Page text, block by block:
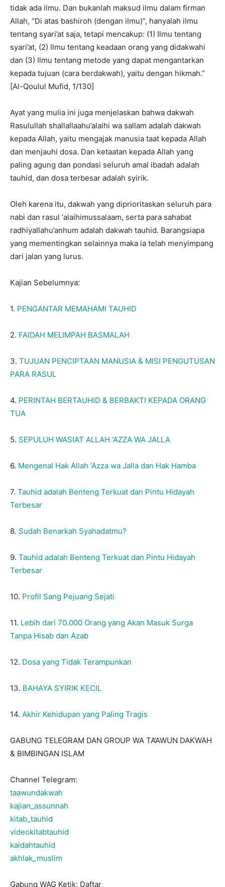
tidak ada ilmu. Dan bukanlah maksud ilmu dalam firman
Allah, “Di atas bashiroh (dengan ilmu)”, hanyalah ilmu
tentang syari’at saja, tetapi mencakup: (1) Ilmu tentang
syari’at, (2) Ilmu tentang keadaan orang yang didakwahi
dan (3) Ilmu tentang metode yang dapat mengantarkan
kepada tujuan (cara berdakwah), yaitu dengan hikmah.”
[Al-Qoulul Mufid, 1/130]
Ayat yang mulia ini juga menjelaskan bahwa dakwah
Rasulullah shallallaahu’alaihi wa sallam adalah dakwah
kepada Allah, yaitu mengajak manusia taat kepada Allah
dan menjauhi dosa. Dan ketaatan kepada Allah yang
paling agung dan pondasi seluruh amal ibadah adalah
tauhid, dan dosa terbesar adalah syirik.
Oleh karena itu, dakwah yang diprioritaskan seluruh para
nabi dan rasul ‘alaihimussalaam, serta para sahabat
radhiyallahu’anhum adalah dakwah tauhid. Barangsiapa
yang mementingkan selainnya maka ia telah menyimpang
dari jalan yang lurus.
Kajian Sebelumnya:
1. PENGANTAR MEMAHAMI TAUHID
2. FAIDAH MELIMPAH BASMALAH
3. TUJUAN PENCIPTAAN MANUSIA & MISI PENGUTUSAN
PARA RASUL
4. PERINTAH BERTAUHID & BERBAKTI KEPADA ORANG
TUA
5. SEPULUH WASIAT ALLAH ‘AZZA WA JALLA
6. Mengenal Hak Allah ‘Azza wa Jalla dan Hak Hamba
7. Tauhid adalah Benteng Terkuat dan Pintu Hidayah
Terbesar
8. Sudah Benarkah Syahadatmu?
9. Tauhid adalah Benteng Terkuat dan Pintu Hidayah
Terbesar
10. Profil Sang Pejuang Sejati
11. Lebih dari 70.000 Orang yang Akan Masuk Surga
Tanpa Hisab dan Azab
12. Dosa yang Tidak Terampunkan
13. BAHAYA SYIRIK KECIL
14. Akhir Kehidupan yang Paling Tragis
GABUNG TELEGRAM DAN GROUP WA TA’AWUN DAKWAH
& BIMBINGAN ISLAM
Channel Telegram:
taawundakwah
kajian_assunnah
kitab_tauhid
videokitabtauhid
kaidahtauhid
akhlak_muslim
Gabung WAG Ketik: Daftar